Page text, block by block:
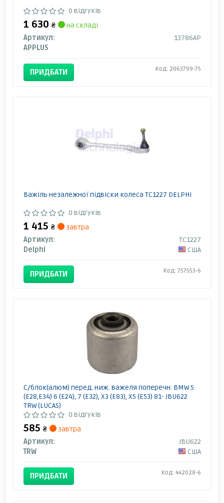
0 відгуків
1 630 ₴
на складі
Артикул:
13786AP
APPLUS
ПРИДБАТИ Код: 2063799-75
Важіль незалежної підвіски колеса TC1227 DELPHI
0 відгуків
1 415 ₴
завтра
Артикул:
TC1227
Delphi
США
ПРИДБАТИ Код: 757553-6
С/блок(алюм) перед. ниж. важеля поперечн. BMW 5
(E28,E34) 6 (E24), 7 (E32), X3 (E83), X5 (E53) 81- JBU622
TRW (LUCAS)
0 відгуків
585 ₴
завтра
Артикул:
JBU622
TRW
США
ПРИДБАТИ Код: 442028-6